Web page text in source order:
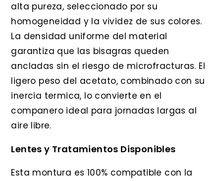
alta pureza, seleccionado por su
homogeneidad y la vividez de sus colores.
La densidad uniforme del material
garantiza que las bisagras queden
ancladas sin el riesgo de microfracturas. El
ligero peso del acetato, combinado con su
inercia termica, lo convierte en el
companero ideal para jornadas largas al
aire libre.
Lentes y Tratamientos Disponibles
Esta montura es 100% compatible con la